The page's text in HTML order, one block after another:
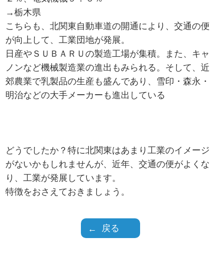
→栃木県
こちらも、北関東自動車道の開通により、交通の便
が向上して、工業団地が発展。
日産やＳＵＢＡＲＵの製造工場が集積。また、キャ
ノンなど機械製造業の進出もみられる。そして、近
郊農業で乳製品の生産も盛んであり、雪印・森永・
明治などの大手メーカーも進出している
どうでしたか？特に北関東はあまり工業のイメージ
がないかもしれませんが、近年、交通の便がよくな
り、工業が発展しています。
特徴をおさえておきましょう。
戻る